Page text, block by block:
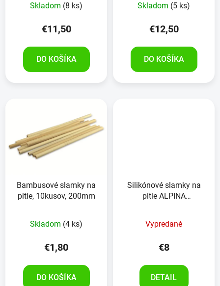
Skladom (8 ks)
€11,50
DO KOŠÍKA
Skladom (5 ks)
€12,50
DO KOŠÍKA
Bambusové slamky na
pitie, 10kusov, 200mm
Skladom (4 ks)
€1,80
DO KOŠÍKA
Silikónové slamky na
pitie ALPINA
Vypredané
€8
DETAIL